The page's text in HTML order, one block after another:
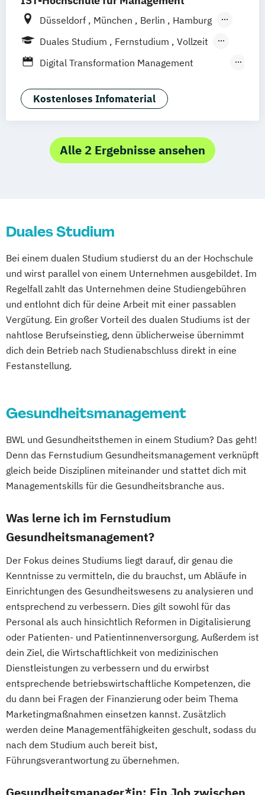
Düsseldorf München Berlin
Hamburg
Weil am Rhein
Frankfurt am Main
Essen
Duales Studium Fernstudium
Vollzeit
Berufsbegleitendes Präsenzstudium
Digital Transformation Management
Dualer MBA Health Care Management
Gesundheitsökonom
Management im Gesundheitswesen
Prävention
Kostenloses Infomaterial
Alle 2 Ergebnisse ansehen
Duales Studium
Bei einem dualen Studium studierst du an der Hochschule
und wirst parallel von einem Unternehmen ausgebildet. Im
Regelfall zahlt das Unternehmen deine Studiengebühren
und entlohnt dich für deine Arbeit mit einer passablen
Vergütung. Ein großer Vorteil des dualen Studiums ist der
nahtlose Berufseinstieg, denn üblicherweise übernimmt
dich dein Betrieb nach Studienabschluss direkt in eine
Festanstellung.
Gesundheitsmanagement
BWL und Gesundheitsthemen in einem Studium? Das geht!
Denn das Fernstudium Gesundheitsmanagement verknüpft
gleich beide Disziplinen miteinander und stattet dich mit
Managementskills für die Gesundheitsbranche aus.
Was lerne ich im Fernstudium
Gesundheitsmanagement?
Der Fokus deines Studiums liegt darauf, dir genau die
Kenntnisse zu vermitteln, die du brauchst, um Abläufe in
Einrichtungen des Gesundheitswesens zu analysieren und
entsprechend zu verbessern. Dies gilt sowohl für das
Personal als auch hinsichtlich Reformen in Digitalisierung
oder Patienten- und Patientinnenversorgung. Außerdem ist
dein Ziel, die Wirtschaftlichkeit von medizinischen
Dienstleistungen zu verbessern und du erwirbst
entsprechende betriebswirtschaftliche Kompetenzen, die
du dann bei Fragen der Finanzierung oder beim Thema
Marketingmaßnahmen einsetzen kannst. Zusätzlich
werden deine Managementfähigkeiten geschult, sodass du
nach dem Studium auch bereit bist,
Führungsverantwortung zu übernehmen.